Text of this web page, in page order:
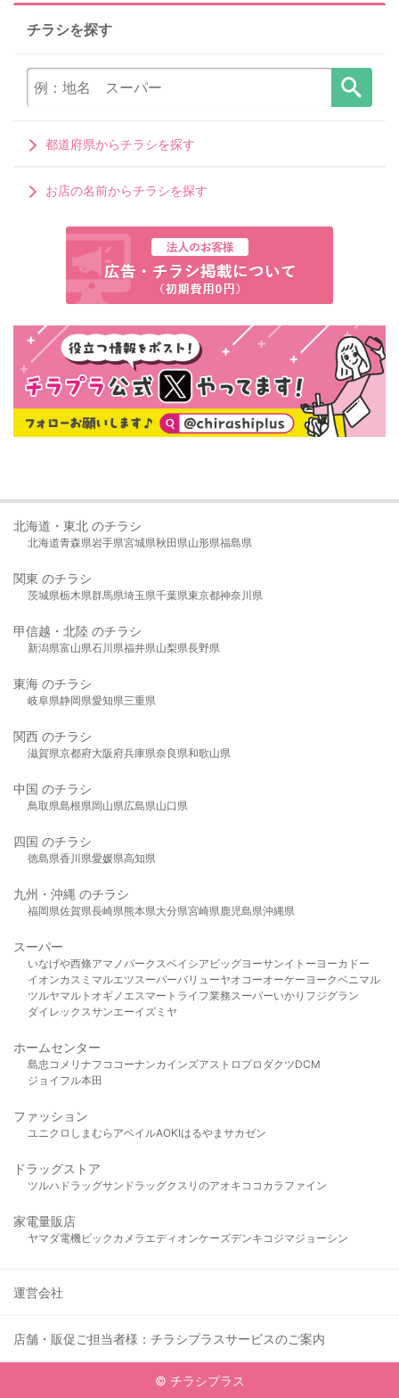
チラシを探す
都道府県からチラシを探す
お店の名前からチラシを探す
北海道・東北 のチラシ
北海道青森県岩手県宮城県秋田県山形県福島県
関東 のチラシ
茨城県栃木県群馬県埼玉県千葉県東京都神奈川県
甲信越・北陸 のチラシ
新潟県富山県石川県福井県山梨県長野県
東海 のチラシ
岐阜県静岡県愛知県三重県
関西 のチラシ
滋賀県京都府大阪府兵庫県奈良県和歌山県
中国 のチラシ
鳥取県島根県岡山県広島県山口県
四国 のチラシ
徳島県香川県愛媛県高知県
九州・沖縄 のチラシ
福岡県佐賀県長崎県熊本県大分県宮崎県鹿児島県沖縄県
スーパー
いなげや西條アマノパークスベイシア ビッグヨーサンイトーヨーカドー
イオンカスミ マルエツスーパーバリューヤオコーオーケー ヨークベニマル
ツルヤマルト オギノ エスマート ライフ業務スーパーいかり フジグラン
ダイレックスサンエーイズミヤ
ホームセンター
島忠 コメリ ナフコ コーナンカインズアストロプロダクツDCM
ジョイフル本田
ファッション
ユニクロ しまむら アベイルAOKIはるやま サカゼン
ドラッグストア
ツルハドラッグサンドラッグクスリのアオキ ココカラファイン
家電量販店
ヤマダ電機ビックカメラ エディオンケーズデンキ コジマジョーシン
運営会社
店舗・販促ご担当者様：チラシプラスサービスのご案内
© チラシプラス